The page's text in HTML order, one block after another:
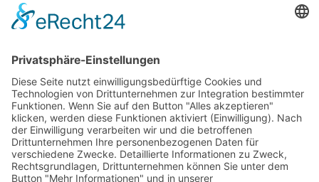
– cisbox lässt sich flexibel in Ihr digitales
Leistungsportfolio einbinden.
Dabei profitieren Sie gleich mehrfach: Neue
Ertragsquellen entstehen durch skalierbare,
digitale Zusatzservices, die sich nahtlos in die
bestehenden Workflows Ihrer Kunden
integrieren. Zudem steigt die Kundenbindung,
weil Sie proaktiv digitale Lösungen bieten, die